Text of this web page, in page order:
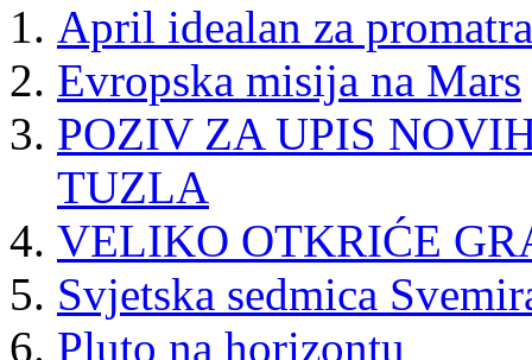
April idealan za
Evropska misija na Mars
POZIV ZA UPIS
TUZLA
VELIKO OTKRIĆE
Svjetska sedmica
Pluto na horizontu